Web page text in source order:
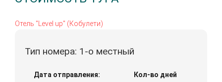
Отель "Level up" (Кобулети)
Тип номера: 1-о местный
Дата отправления:
Кол-во дней